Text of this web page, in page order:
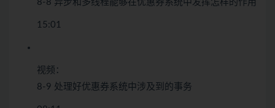
8-8 异步和多线程能够在优惠券系统中发挥怎样的作用
15:01
视频：
8-9 处理好优惠券系统中涉及到的事务